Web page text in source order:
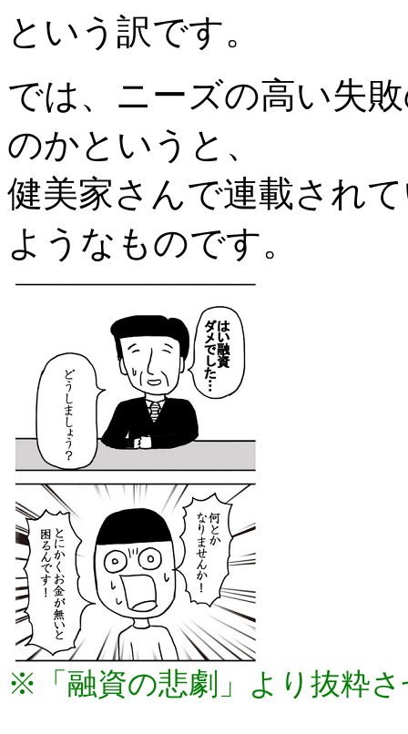
という訳です。
では、ニーズの高い失
のかというと、
健美家さんで連載され
ようなものです。
※「融資の悲劇」より抜粋